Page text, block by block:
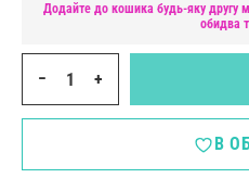
Додайте до кошика будь-яку другу
обидва
− +
В